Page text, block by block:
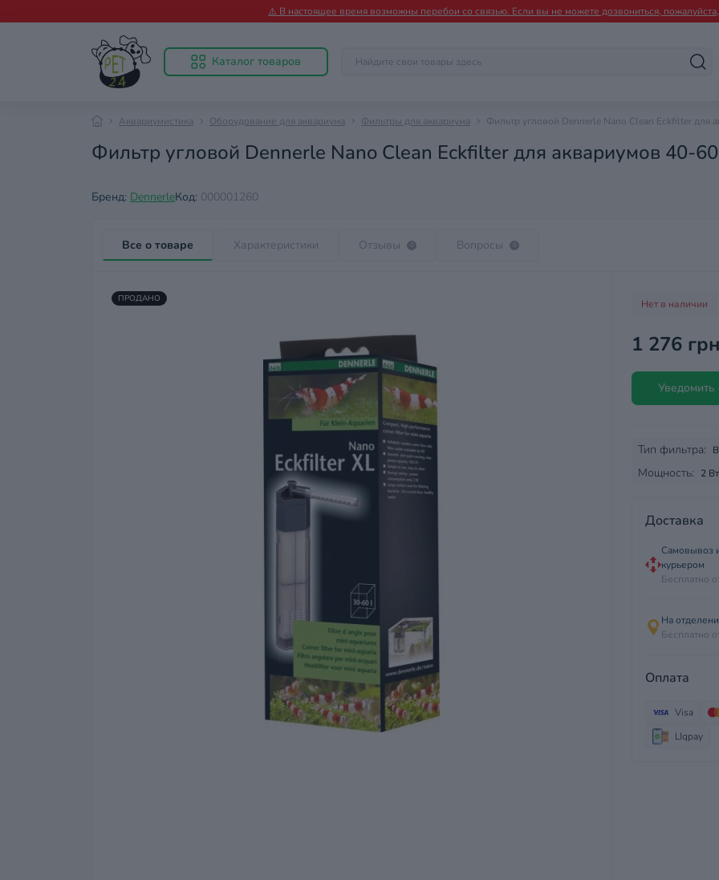
⚠️ В настоящее время возможны перебои со связью. Если вы не можете дозвониться,
Каталог товаров
Аквариумистика Оборудование для аквариума Фильтры для аквариума Фильтр угловой Dennerle Nano Clean Eckfilter для
Фильтр угловой Dennerle Nano Clean Eckfilter для аквариумов 40-
Бренд: DennerleКод: 000001260
Все о товаре Характеристики Отзывы Вопросы
ПРОДАНО Нет в наличии
1 276 грн
Уведомить
Тип фильтра:
Мощность: 2 Вт
Доставка
Самовывоз
курьером
Бесплатно
На
Бесплатно
Оплата
Visa
LIqpay